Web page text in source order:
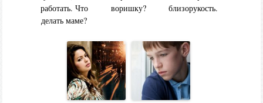
работать. Что
делать маме?
воришку?
близорукость.